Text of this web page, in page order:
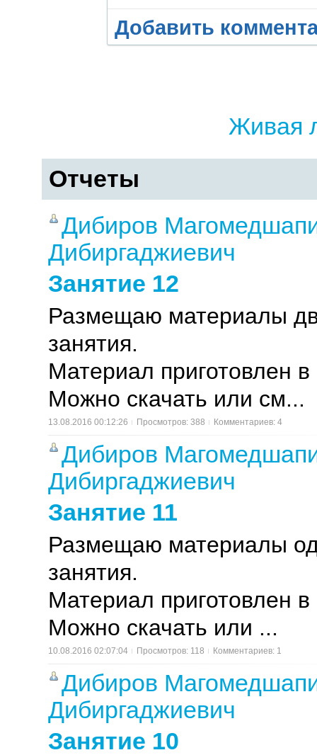
Добавить
Живая
Отчеты
Дибиров
Дибиргаджиевич
Занятие 12
Размещаю материалы
занятия.
Материал приготовлен
Можно скачать или см...
13.08.2016 00:12:26 Просмотров: 388 Комментариев: 4
Дибиров
Дибиргаджиевич
Занятие 11
Размещаю материалы
занятия.
Материал приготовлен
Можно скачать или ...
10.08.2016 02:07:04 Просмотров: 118 Комментариев: 1
Дибиров
Дибиргаджиевич
Занятие 10